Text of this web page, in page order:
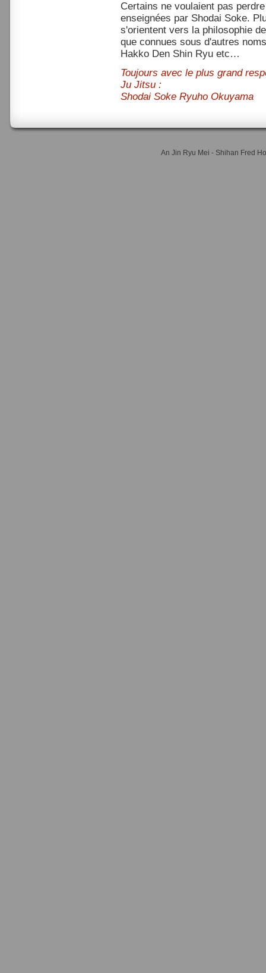
Certains ne voulaient pas
enseignées par Shodai Soke.
s'orientent vers la philosophie
que connues sous d'autres
Hakko Den Shin Ryu etc…
Toujours avec le plus grand
Ju Jitsu :
Shodai Soke Ryuho Okuyama
An Jin Ryu Mei - Shihan Fred